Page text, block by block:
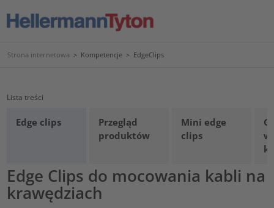
Strona internetowa > Kompetencje > EdgeClips
Lista treści
Edge clips
Przegląd
produktów
Mini edge
clips
Edge Clips do mocowania kabli na
krawędziach